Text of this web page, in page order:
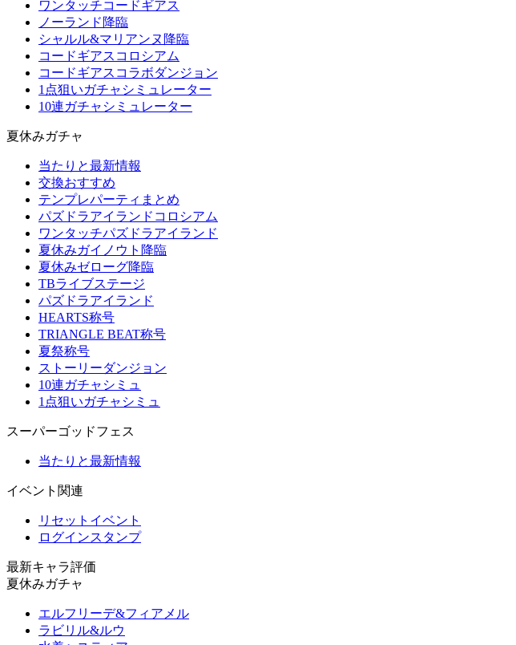
ワンタッチコードギアス
ノーランド降臨
シャルル&マリアンヌ降臨
コードギアスコロシアム
コードギアスコラボダンジョン
1点狙いガチャシミュレーター
10連ガチャシミュレーター
夏休みガチャ
当たりと最新情報
交換おすすめ
テンプレパーティまとめ
パズドラアイランドコロシアム
ワンタッチパズドラアイランド
夏休みガイノウト降臨
夏休みゼローグ降臨
TBライブステージ
パズドラアイランド
HEARTS称号
TRIANGLE BEAT称号
夏祭称号
ストーリーダンジョン
10連ガチャシミュ
1点狙いガチャシミュ
スーパーゴッドフェス
当たりと最新情報
イベント関連
リセットイベント
ログインスタンプ
最新キャラ評価
夏休みガチャ
エルフリーデ&フィアメル
ラビリル&ルウ